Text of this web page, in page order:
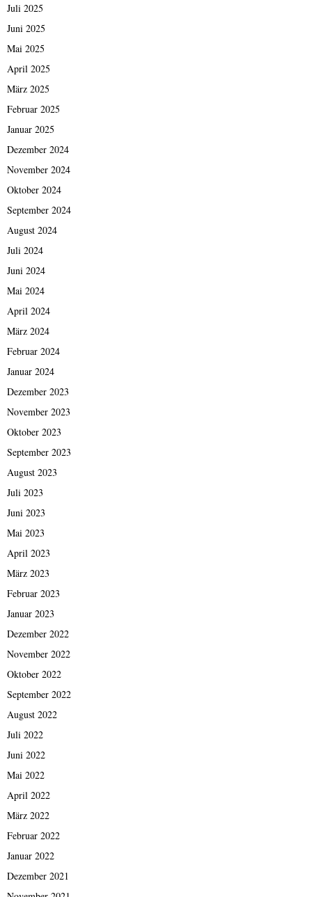
Juli 2025
Juni 2025
Mai 2025
April 2025
März 2025
Februar 2025
Januar 2025
Dezember 2024
November 2024
Oktober 2024
September 2024
August 2024
Juli 2024
Juni 2024
Mai 2024
April 2024
März 2024
Februar 2024
Januar 2024
Dezember 2023
November 2023
Oktober 2023
September 2023
August 2023
Juli 2023
Juni 2023
Mai 2023
April 2023
März 2023
Februar 2023
Januar 2023
Dezember 2022
November 2022
Oktober 2022
September 2022
August 2022
Juli 2022
Juni 2022
Mai 2022
April 2022
März 2022
Februar 2022
Januar 2022
Dezember 2021